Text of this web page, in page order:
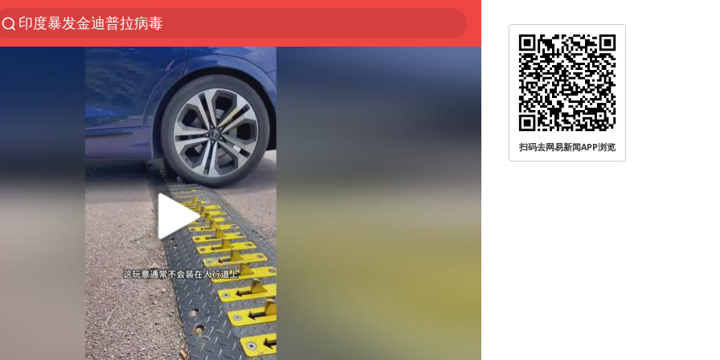
印度暴发金迪普拉病毒
探寻“技能+”促就业创业新路
24小时不关空调 电费反而更低？
41岁女子为鼓励女儿考上985研究生
美国退回1000亿美元关税
维持强台风级！白海豚直奔华东沿海
“事业单位招聘不是人情买卖”
河南试行周五下午弹性离岗
新华社权威快报|我国编制完成新版全月地质图
山东财大教授刘海明逝世 终年38岁
银行午休1.5小时 留个窗口行不行
扫码去网易新闻APP浏览